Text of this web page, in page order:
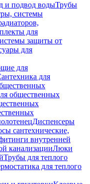
и подвод водыТрубы
системы
для
защиты от
для
для
для
общественных
Диспенсеры
сантехнические,
внутренней
канализацииЛюки
Трубы для теплого
для теплого